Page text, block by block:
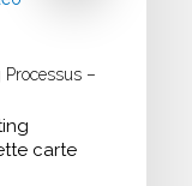
–
carte